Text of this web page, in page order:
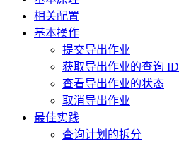
相关配置
基本操作
提交导出作业
获取导出作业的查询 ID
查看导出作业的状态
取消导出作业
最佳实践
查询计划的拆分